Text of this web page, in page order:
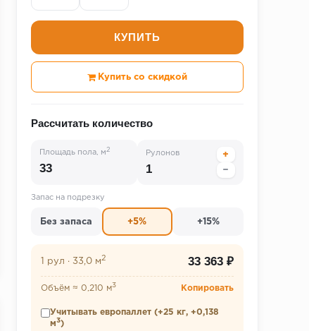
КУПИТЬ
Купить со скидкой
Рассчитать количество
Площадь пола, м 2
Рулонов
+
−
Запас на подрезку
Без запаса +5% +15%
1 рул · 33,0 м 2 33 363 ₽
Объём ≈ 0,210 м3 Копировать
Учитывать европаллет (+25 кг, +0,138
м3)